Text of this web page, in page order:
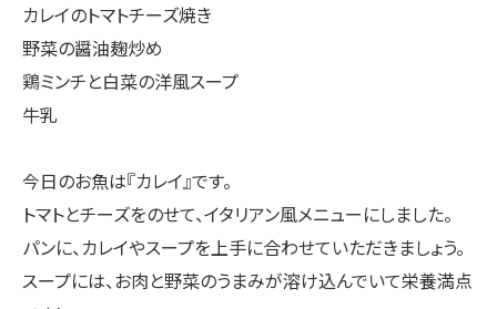
カレイのトマトチーズ焼き
野菜の醤油麹炒め
鶏ミンチと白菜の洋風スープ
牛乳
今日のお魚は『カレイ』です。
トマトとチーズをのせて、イタリアン風メニューにしました。
パンに、カレイやスープを上手に合わせていただきましょう。
スープには、お肉と野菜のうまみが溶け込んでいて栄養満点